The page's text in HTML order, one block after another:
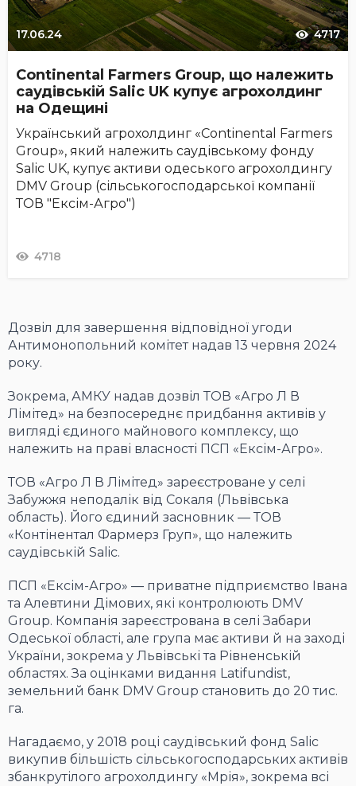
17.06.24 4717
Continental Farmers Group, що належить
саудівській Salic UK купує агрохолдинг
на Одещині
Український агрохолдинг «Continental Farmers
Group», який належить саудівському фонду
Salic UK, купує активи одеського агрохолдингу
DMV Group (сільськогосподарської компанії
ТОВ "Ексім-Агро")
4718
Дозвіл для завершення відповідної угоди
Антимонопольний комітет надав 13 червня 2024
року.
Зокрема, АМКУ надав дозвіл ТОВ «Агро Л В
Лімітед» на безпосереднє придбання активів у
вигляді єдиного майнового комплексу, що
належить на праві власності ПСП «Ексім-Агро».
ТОВ «Агро Л В Лімітед» зареєстроване у селі
Забужжя неподалік від Сокаля (Львівська
область). Його єдиний засновник — ТОВ
«Контінентал Фармерз Груп», що належить
саудівській Salic.
ПСП «Ексім-Агро» — приватне підприємство Івана
та Алевтини Дімових, які контролюють DMV
Group. Компанія зареєстрована в селі Забари
Одеської області, але група має активи й на заході
України, зокрема у Львівські та Рівненській
областях. За оцінками видання Latifundist,
земельний банк DMV Group становить до 20 тис.
га.
Нагадаємо, у 2018 році саудівський фонд Salic
викупив більшість сільськогосподарських активів
збанкрутілого агрохолдингу «Мрія», зокрема всі